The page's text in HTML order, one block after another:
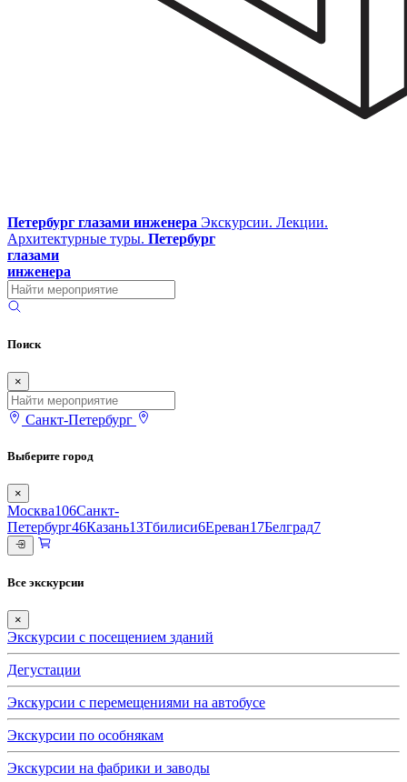
Петербург глазами инженера Экскурсии. Лекции.
Архитектурные туры. Петербург
глазами
инженера
Поиск
×
Санкт-Петербург
Выберите город
×
Москва106Санкт-
Петербург46Казань13Тбилиси6Ереван17Белград7
Все экскурсии
×
Экскурсии с посещением зданий
Дегустации
Экскурсии с перемещениями на автобусе
Экскурсии по особнякам
Экскурсии на фабрики и заводы